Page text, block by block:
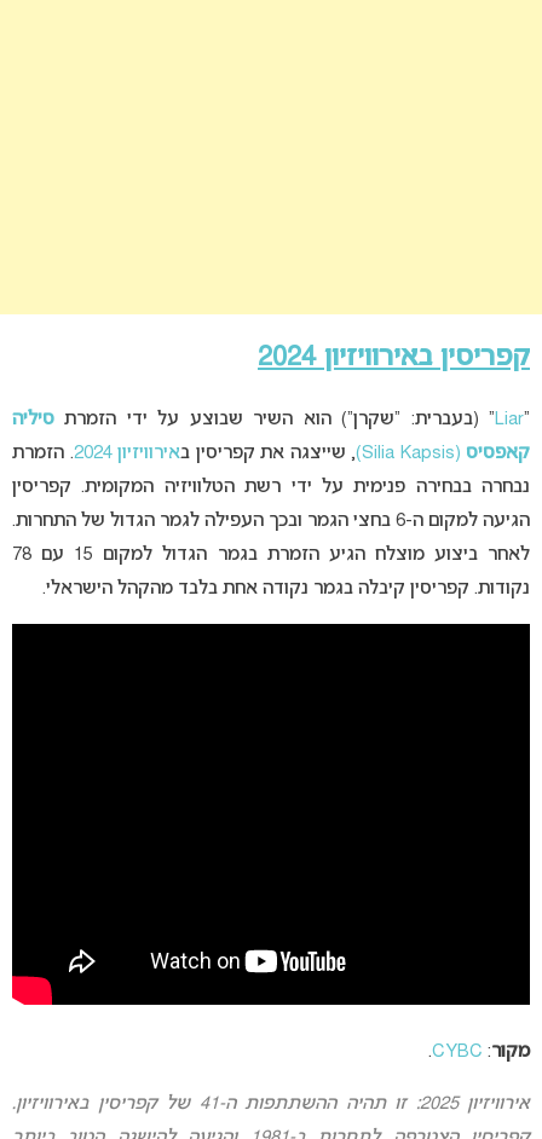
קפריסין באירוויזיון 2024
“
Liar” (בעברית: “שקרן”) הוא השיר שבוצע על ידי הזמרת סיליה
קאפסיס (Silia Kapsis) , שייצגה את קפריסין באירוויזיון 2024
. הזמרת
נבחרה בבחירה פנימית על ידי רשת הטלוויזיה המקומית. קפריסין
הגיעה למקום ה-6 בחצי הגמר ובכך העפילה לגמר הגדול של התחרות.
לאחר ביצוע מוצלח הגיע הזמרת בגמר הגדול למקום 15 עם 78
נקודות. קפריסין קיבלה בגמר נקודה אחת בלבד מהקהל הישראלי.
מקור:
CYBC
.
אירוויזיון 2025: זו תהיה ההשתתפות ה-41 של קפריסין באירוויזיון.